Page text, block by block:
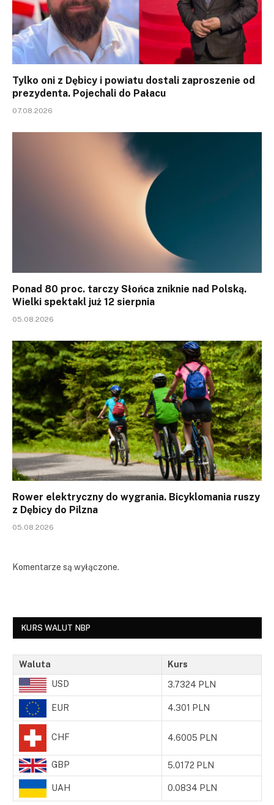
Tylko oni z Dębicy i powiatu dostali zaproszenie od
prezydenta. Pojechali do Pałacu
07.08.2026
Ponad 80 proc. tarczy Słońca zniknie nad Polską.
Wielki spektakl już 12 sierpnia
05.08.2026
Rower elektryczny do wygrania. Bicyklomania ruszy
z Dębicy do Pilzna
05.08.2026
Komentarze są wyłączone.
KURS WALUT NBP
Waluta Kurs
USD 3.7324 PLN
EUR 4.301 PLN
CHF 4.6005 PLN
GBP 5.0172 PLN
UAH 0.0834 PLN